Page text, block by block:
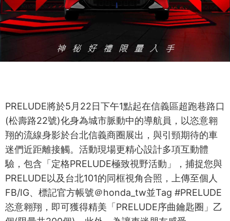
PRELUDE將於5月22日下午1點起在信義區超跑巷路口
(松壽路22號)化身為城市脈動中的導航員，以恣意翱
翔的流線身影於台北信義商圈展出，與引頸期待的車
迷們近距離接觸。活動現場更精心設計多項互動體
驗，包含「定格PRELUDE極致視野活動」，捕捉您與
PRELUDE以及台北101的同框視角合照，上傳至個人
FB/IG、標記官方帳號＠honda_tw並Tag #PRELUDE
恣意翱翔，即可獲得精美「PRELUDE序曲鑰匙圈」乙